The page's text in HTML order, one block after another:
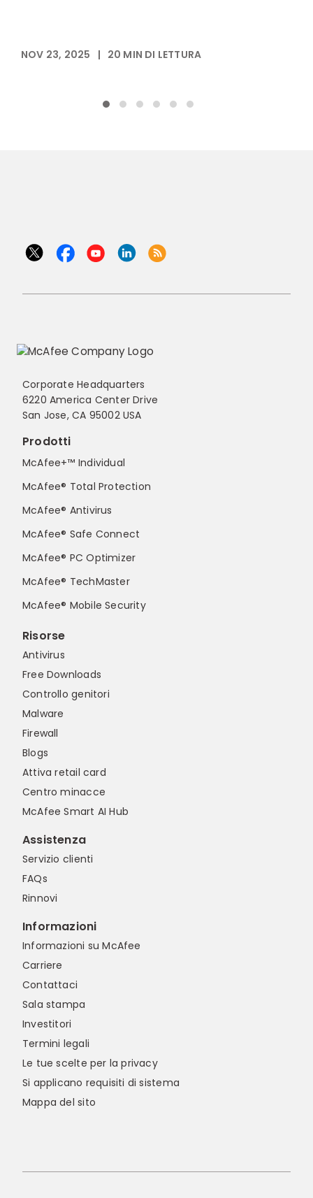
NOV 23, 2025 | 20 MIN DI LETTURA
Corporate Headquarters
6220 America Center Drive
San Jose, CA 95002 USA
Prodotti
McAfee+™ Individual
McAfee® Total Protection
McAfee® Antivirus
McAfee® Safe Connect
McAfee® PC Optimizer
McAfee® TechMaster
McAfee® Mobile Security
Risorse
Antivirus
Free Downloads
Controllo genitori
Malware
Firewall
Blogs
Attiva retail card
Centro minacce
McAfee Smart AI Hub
Assistenza
Servizio clienti
FAQs
Rinnovi
Informazioni
Informazioni su McAfee
Carriere
Contattaci
Sala stampa
Investitori
Termini legali
Le tue scelte per la privacy
Si applicano requisiti di sistema
Mappa del sito